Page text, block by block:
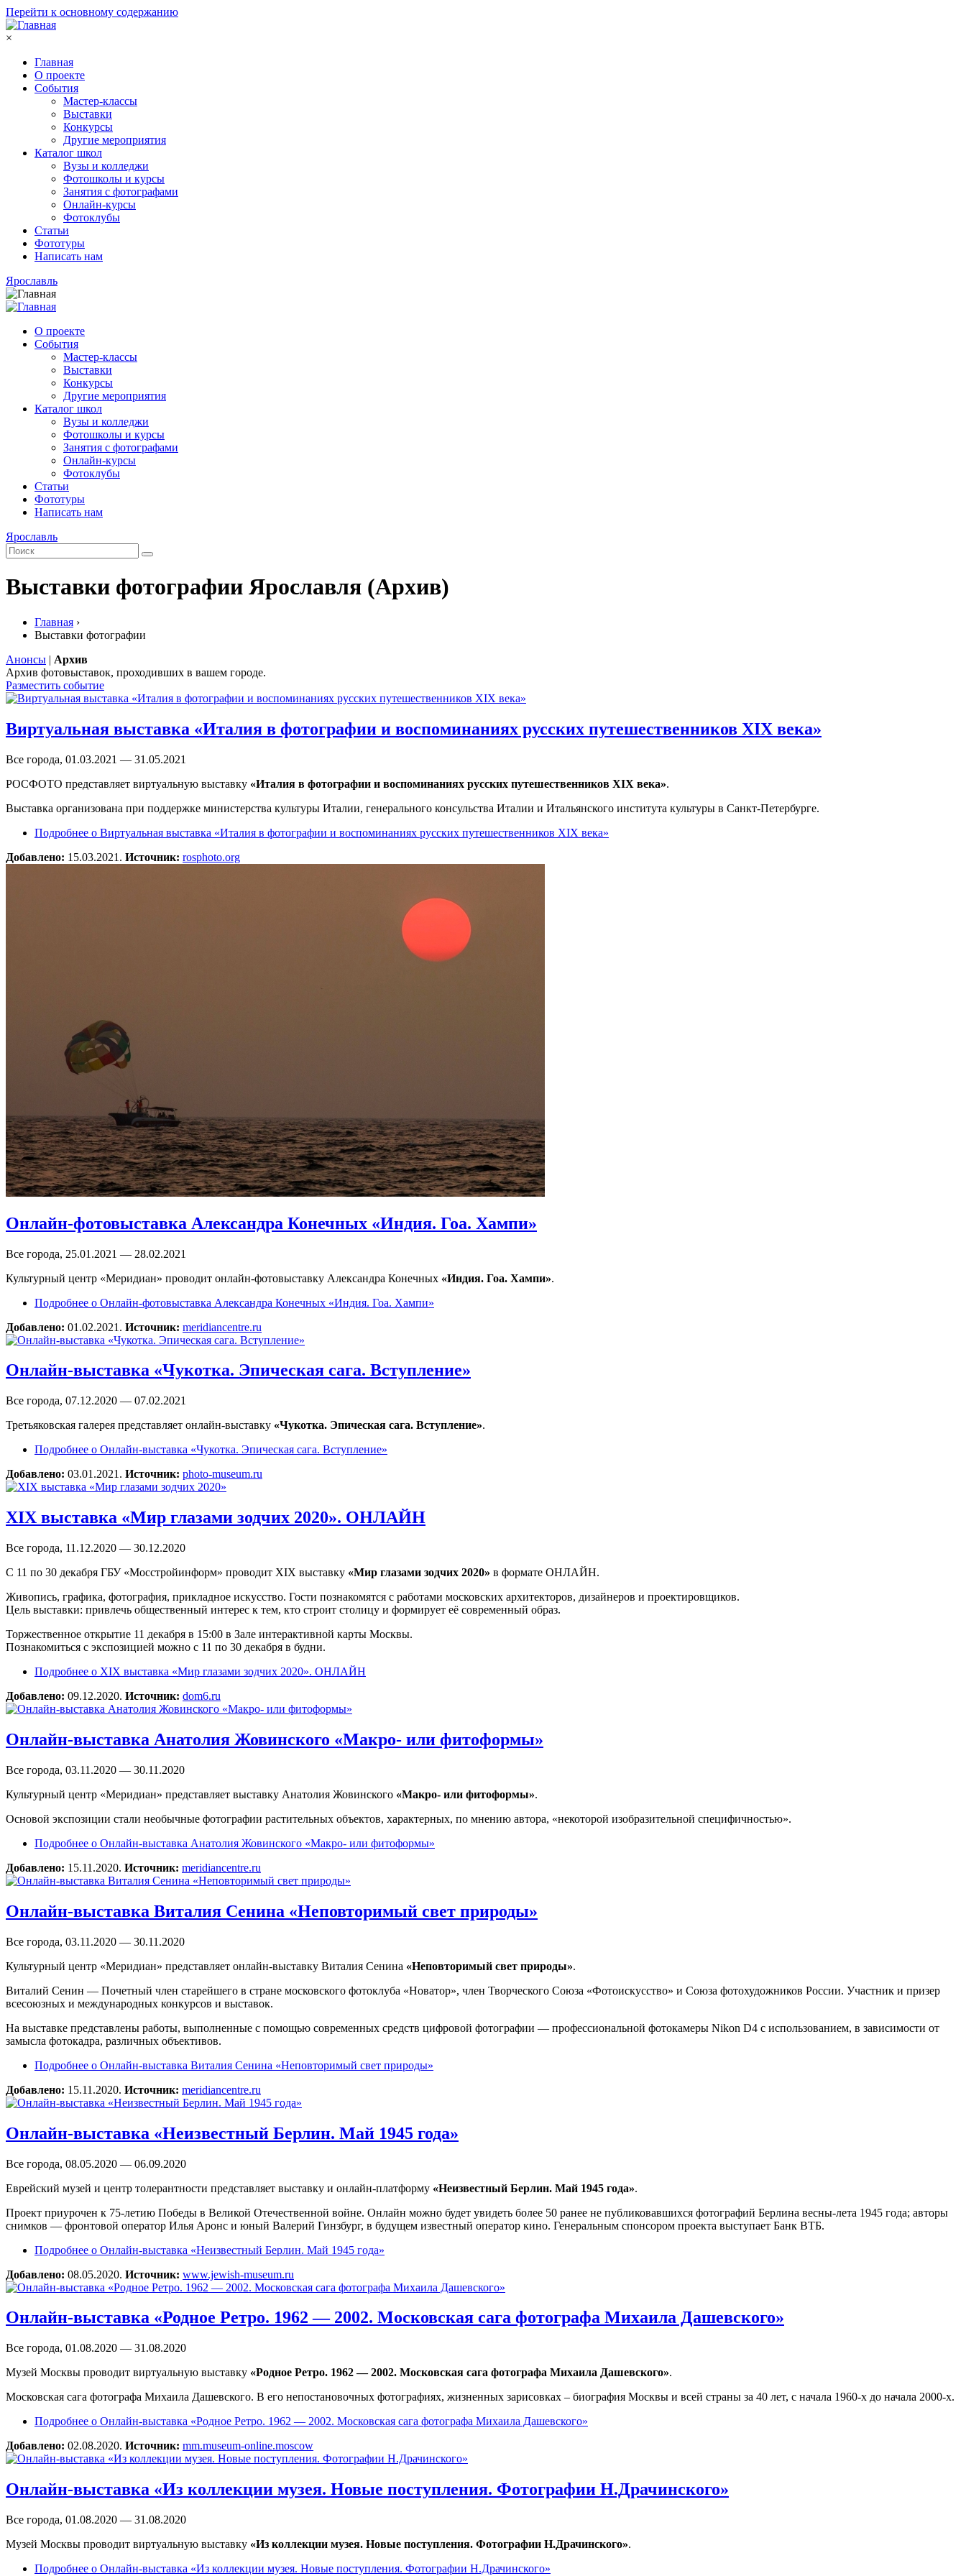
Перейти к основному содержанию
×
Главная
О проекте
События
Мастер-классы
Выставки
Конкурсы
Другие мероприятия
Каталог школ
Вузы и колледжи
Фотошколы и курсы
Занятия с фотографами
Онлайн-курсы
Фотоклубы
Статьи
Фототуры
Написать нам
Ярославль
О проекте
События
Мастер-классы
Выставки
Конкурсы
Другие мероприятия
Каталог школ
Вузы и колледжи
Фотошколы и курсы
Занятия с фотографами
Онлайн-курсы
Фотоклубы
Статьи
Фототуры
Написать нам
Ярославль
Выставки фотографии Ярославля (Архив)
Главная ›
Выставки фотографии
Анонсы | Архив
Архив фотовыставок, проходивших в вашем городе.
Разместить событие
Виртуальная выставка «Италия в фотографии и воспоминаниях русских путешественников XIX века»
Все города, 01.03.2021 — 31.05.2021
РОСФОТО представляет виртуальную выставку «Италия в фотографии и воспоминаниях русских путешественников XIX века».
Выставка организована при поддержке министерства культуры Италии, генерального консульства Италии и Итальянского института культуры в Санкт-Петербурге.
Подробнее о Виртуальная выставка «Италия в фотографии и воспоминаниях русских путешественников XIX века»
Добавлено: 15.03.2021. Источник: rosphoto.org
Онлайн-фотовыставка Александра Конечных «Индия. Гоа. Хампи»
Все города, 25.01.2021 — 28.02.2021
Культурный центр «Меридиан» проводит онлайн-фотовыставку Александра Конечных «Индия. Гоа. Хампи».
Подробнее о Онлайн-фотовыставка Александра Конечных «Индия. Гоа. Хампи»
Добавлено: 01.02.2021. Источник: meridiancentre.ru
Онлайн-выставка «Чукотка. Эпическая сага. Вступление»
Все города, 07.12.2020 — 07.02.2021
Третьяковская галерея представляет онлайн-выставку «Чукотка. Эпическая сага. Вступление».
Подробнее о Онлайн-выставка «Чукотка. Эпическая сага. Вступление»
Добавлено: 03.01.2021. Источник: photo-museum.ru
XIX выставка «Мир глазами зодчих 2020». ОНЛАЙН
Все города, 11.12.2020 — 30.12.2020
С 11 по 30 декабря ГБУ «Мосстройинформ» проводит XIX выставку «Мир глазами зодчих 2020» в формате ОНЛАЙН.
Живопись, графика, фотография, прикладное искусство. Гости познакомятся с работами московских архитекторов, дизайнеров и проектировщиков.
Цель выставки: привлечь общественный интерес к тем, кто строит столицу и формирует её современный образ.
Торжественное открытие 11 декабря в 15:00 в Зале интерактивной карты Москвы.
Познакомиться с экспозицией можно с 11 по 30 декабря в будни.
Подробнее о XIX выставка «Мир глазами зодчих 2020». ОНЛАЙН
Добавлено: 09.12.2020. Источник: dom6.ru
Онлайн-выставка Анатолия Жовинского «Макро- или фитоформы»
Все города, 03.11.2020 — 30.11.2020
Культурный центр «Меридиан» представляет выставку Анатолия Жовинского «Макро- или фитоформы».
Основой экспозиции стали необычные фотографии растительных объектов, характерных, по мнению автора, «некоторой изобразительной специфичностью».
Подробнее о Онлайн-выставка Анатолия Жовинского «Макро- или фитоформы»
Добавлено: 15.11.2020. Источник: meridiancentre.ru
Онлайн-выставка Виталия Сенина «Неповторимый свет природы»
Все города, 03.11.2020 — 30.11.2020
Культурный центр «Меридиан» представляет онлайн-выставку Виталия Сенина «Неповторимый свет природы».
Виталий Сенин — Почетный член старейшего в стране московского фотоклуба «Новатор», член Творческого Союза «Фотоискусство» и Союза фотохудожников России. Участник и призер
всесоюзных и международных конкурсов и выставок.
На выставке представлены работы, выполненные с помощью современных средств цифровой фотографии — профессиональной фотокамеры Nikon D4 с использованием, в зависимости от
замысла фотокадра, различных объективов.
Подробнее о Онлайн-выставка Виталия Сенина «Неповторимый свет природы»
Добавлено: 15.11.2020. Источник: meridiancentre.ru
Онлайн-выставка «Неизвестный Берлин. Май 1945 года»
Все города, 08.05.2020 — 06.09.2020
Еврейский музей и центр толерантности представляет выставку и онлайн-платформу «Неизвестный Берлин. Май 1945 года».
Проект приурочен к 75-летию Победы в Великой Отечественной войне. Онлайн можно будет увидеть более 50 ранее не публиковавшихся фотографий Берлина весны-лета 1945 года; авторы
снимков — фронтовой оператор Илья Аронс и юный Валерий Гинзбург, в будущем известный оператор кино. Генеральным спонсором проекта выступает Банк ВТБ.
Подробнее о Онлайн-выставка «Неизвестный Берлин. Май 1945 года»
Добавлено: 08.05.2020. Источник: www.jewish-museum.ru
Онлайн-выставка «Родное Ретро. 1962 — 2002. Московская сага фотографа Михаила Дашевского»
Все города, 01.08.2020 — 31.08.2020
Музей Москвы проводит виртуальную выставку «Родное Ретро. 1962 — 2002. Московская сага фотографа Михаила Дашевского».
Московская сага фотографа Михаила Дашевского. В его непостановочных фотографиях, жизненных зарисовках – биография Москвы и всей страны за 40 лет, с начала 1960-х до начала 2000-х.
Подробнее о Онлайн-выставка «Родное Ретро. 1962 — 2002. Московская сага фотографа Михаила Дашевского»
Добавлено: 02.08.2020. Источник: mm.museum-online.moscow
Онлайн-выставка «Из коллекции музея. Новые поступления. Фотографии Н.Драчинского»
Все города, 01.08.2020 — 31.08.2020
Музей Москвы проводит виртуальную выставку «Из коллекции музея. Новые поступления. Фотографии Н.Драчинского».
Подробнее о Онлайн-выставка «Из коллекции музея. Новые поступления. Фотографии Н.Драчинского»